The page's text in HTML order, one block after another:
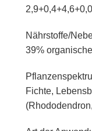
Nährstoffe/
39%
Fichte,